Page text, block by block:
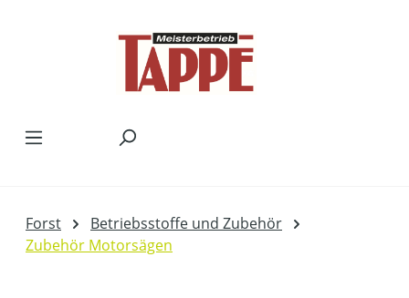
Forst
Betriebsstoffe und Zubehör
Zubehör Motorsägen